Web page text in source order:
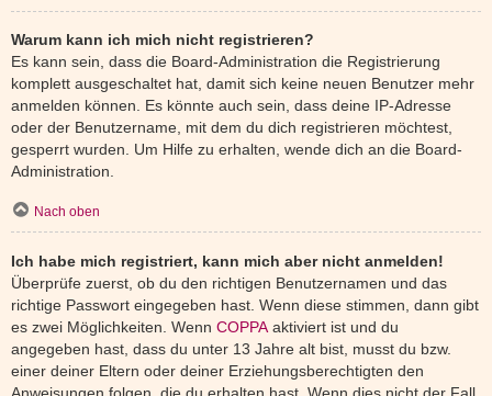
Warum kann ich mich nicht registrieren?
Es kann sein, dass die Board-Administration die Registrierung
komplett ausgeschaltet hat, damit sich keine neuen Benutzer mehr
anmelden können. Es könnte auch sein, dass deine IP-Adresse
oder der Benutzername, mit dem du dich registrieren möchtest,
gesperrt wurden. Um Hilfe zu erhalten, wende dich an die Board-
Administration.
Nach oben
Ich habe mich registriert, kann mich aber nicht anmelden!
Überprüfe zuerst, ob du den richtigen Benutzernamen und das
richtige Passwort eingegeben hast. Wenn diese stimmen, dann gibt
es zwei Möglichkeiten. Wenn COPPA aktiviert ist und du
angegeben hast, dass du unter 13 Jahre alt bist, musst du bzw.
einer deiner Eltern oder deiner Erziehungsberechtigten den
Anweisungen folgen, die du erhalten hast. Wenn dies nicht der Fall